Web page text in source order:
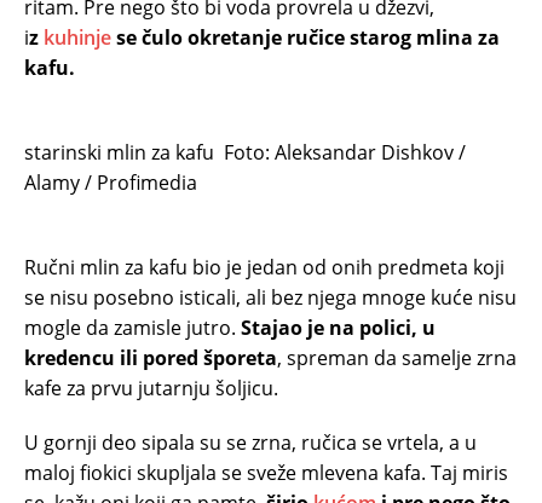
ritam. Pre nego što bi voda provrela u džezvi,
iz kuhinjese čulo okretanje ručice starog mlina za
kafu.
starinski mlin za kafu Foto: Aleksandar Dishkov /
Alamy / Profimedia
Ručni mlin za kafu bio je jedan od onih predmeta koji
se nisu posebno isticali, ali bez njega mnoge kuće nisu
mogle da zamisle jutro. Stajao je na polici, u
kredencu ili pored šporeta, spreman da samelje zrna
kafe za prvu jutarnju šoljicu.
U gornji deo sipala su se zrna, ručica se vrtela, a u
maloj fiokici skupljala se sveže mlevena kafa. Taj miris